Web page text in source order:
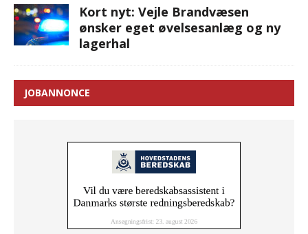
Kort nyt: Vejle Brandvæsen
ønsker eget øvelsesanlæg og ny
lagerhal
JOBANNONCE